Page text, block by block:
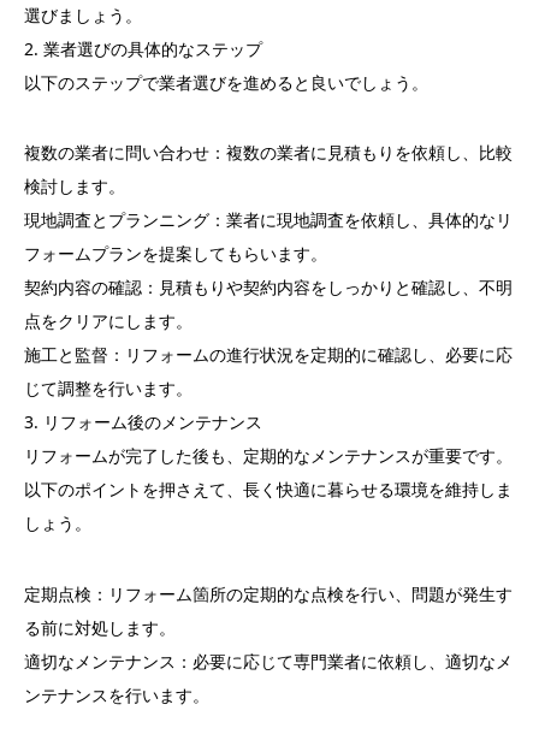
選びましょう。
2. 業者選びの具体的なステップ
以下のステップで業者選びを進めると良いでしょう。
複数の業者に問い合わせ：複数の業者に見積もりを依頼し、比較
検討します。
現地調査とプランニング：業者に現地調査を依頼し、具体的なリ
フォームプランを提案してもらいます。
契約内容の確認：見積もりや契約内容をしっかりと確認し、不明
点をクリアにします。
施工と監督：リフォームの進行状況を定期的に確認し、必要に応
じて調整を行います。
3. リフォーム後のメンテナンス
リフォームが完了した後も、定期的なメンテナンスが重要です。
以下のポイントを押さえて、長く快適に暮らせる環境を維持しま
しょう。
定期点検：リフォーム箇所の定期的な点検を行い、問題が発生す
る前に対処します。
適切なメンテナンス：必要に応じて専門業者に依頼し、適切なメ
ンテナンスを行います。